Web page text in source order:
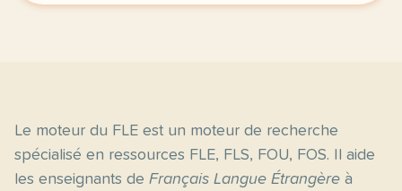
Le moteur du FLE est un moteur de recherche
spécialisé en ressources FLE, FLS, FOU, FOS. Il aide
les enseignants de Français Langue Étrangère à